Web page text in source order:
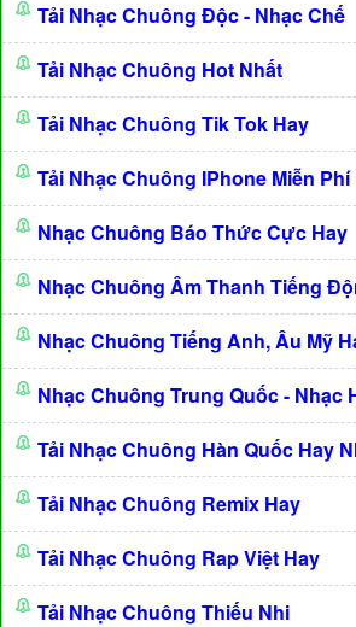
Tải Nhạc Chuông Độc - Nhạc Chế
Tải Nhạc Chuông Hot Nhất
Tải Nhạc Chuông Tik Tok Hay
Tải Nhạc Chuông IPhone Miễn Phí
Nhạc Chuông Báo Thức Cực Hay
Nhạc Chuông Âm Thanh Tiếng
Nhạc Chuông Tiếng Anh, Âu Mỹ
Nhạc Chuông Trung Quốc - Nhạc
Tải Nhạc Chuông Hàn Quốc Hay
Tải Nhạc Chuông Remix Hay
Tải Nhạc Chuông Rap Việt Hay
Tải Nhạc Chuông Thiếu Nhi